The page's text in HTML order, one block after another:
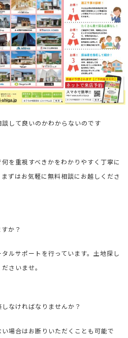
して良いのかわからないのです
を重視すべきかをわかりやすく丁寧に
ずはお気軽に無料相談にお越しくださ
か？
ルサポートを行っています。 土地探し
さいませ。
なければなりませんか？
場合はお断りいただくことも可能で